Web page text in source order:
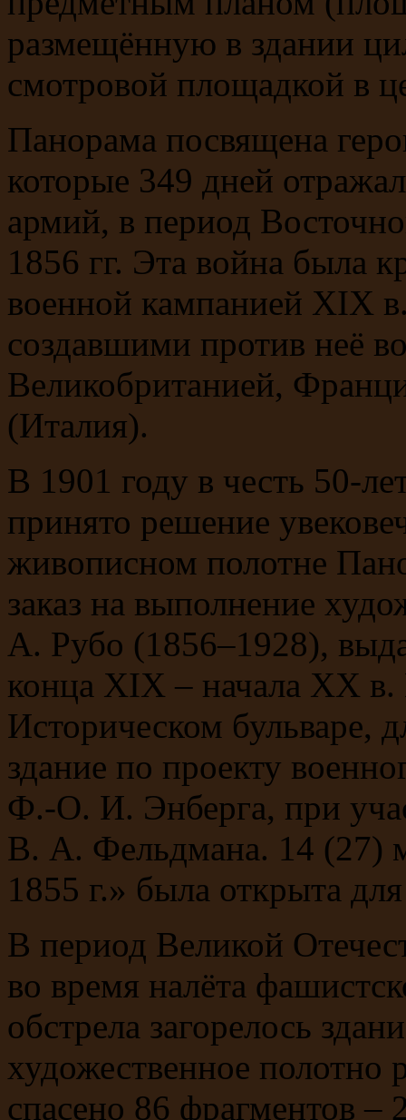
размещённую в здании
смотровой площадкой в
Панорама посвящена
которые 349 дней
армий, в период
1856 гг. Эта война была
военной кампанией XIX
создавшими против неё
Великобританией,
(Италия).
В 1901 году в честь 50-
принято решение
живописном полотне
заказ на выполнение
А. Рубо (1856–1928),
конца XIX – начала XX в.
Историческом бульваре,
здание по проекту
Ф.-О. И. Энберга, при
В. А. Фельдмана. 14 (27)
1855 г.» была открыта
В период Великой
во время налёта
обстрела загорелось
художественное полотно
спасено 86 фрагментов